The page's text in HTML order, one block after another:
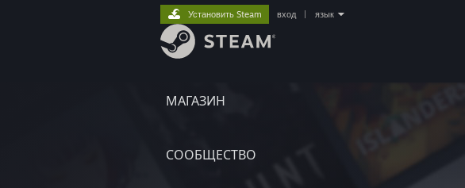
МАГАЗИН
СООБЩЕСТВО
Установить Steam вход язык